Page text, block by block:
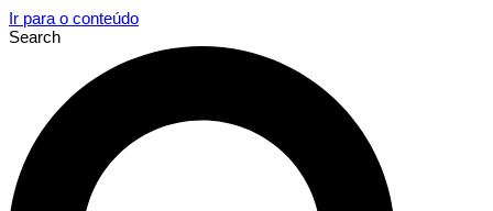
Ir para o conteúdo
Search